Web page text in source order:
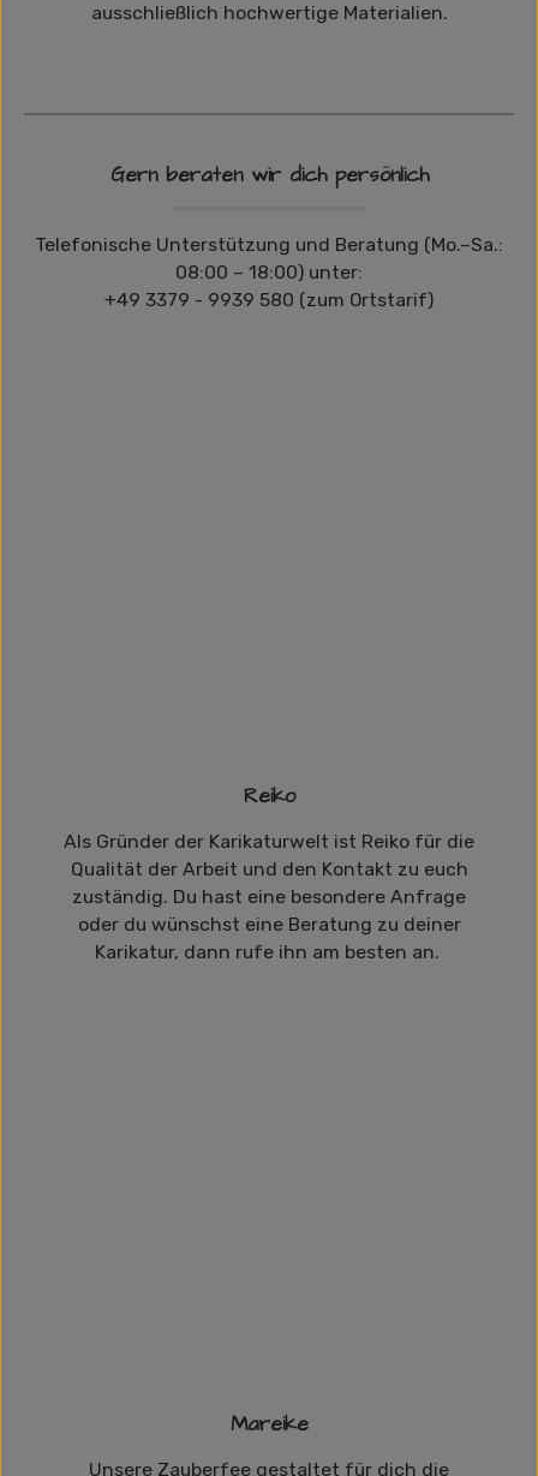
ausschließlich hochwertige Materialien.
Gern beraten wir dich persönlich
Telefonische Unterstützung und Beratung (Mo.–Sa.:
08:00 – 18:00) unter:
+49 3379 - 9939 580 (zum Ortstarif)
Reiko
Als Gründer der Karikaturwelt ist Reiko für die
Qualität der Arbeit und den Kontakt zu euch
zuständig. Du hast eine besondere Anfrage
oder du wünschst eine Beratung zu deiner
Karikatur, dann rufe ihn am besten an.
Mareike
Unsere Zauberfee gestaltet für dich die